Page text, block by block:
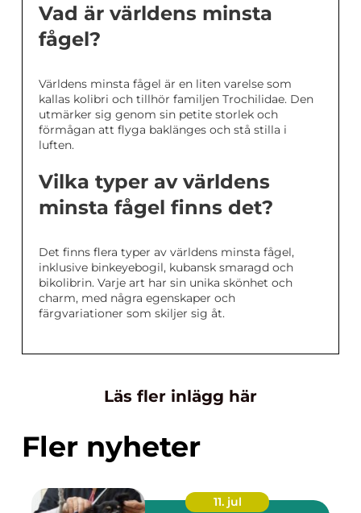
Vad är världens minsta
fågel?
Världens minsta fågel är en liten varelse som
kallas kolibri och tillhör familjen Trochilidae. Den
utmärker sig genom sin petite storlek och
förmågan att flyga baklänges och stå stilla i
luften.
Vilka typer av världens
minsta fågel finns det?
Det finns flera typer av världens minsta fågel,
inklusive binkeyebogil, kubansk smaragd och
bikolibrin. Varje art har sin unika skönhet och
charm, med några egenskaper och
färgvariationer som skiljer sig åt.
Läs fler inlägg här
Fler nyheter
11. jul